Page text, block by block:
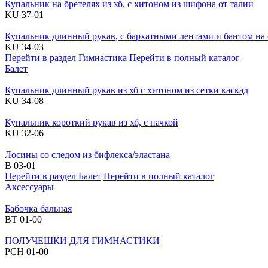
Купальник на бретелях из хб, с хитоном из шифона от талии
KU 37-01
Купальник длинный рукав, с бархатными лентами и бантом на
KU 34-03
Перейти в раздел Гимнастика Перейти в полный каталог
Балет
Купальник длинный рукав из хб с хитоном из сетки каскад
KU 34-08
Купальник короткий рукав из хб, с пачкой
KU 32-06
Лосины со следом из бифлекса/эластана
В 03-01
Перейти в раздел Балет Перейти в полный каталог
Аксессуары
Бабочка бальная
BT 01-00
ПОЛУЧЕШКИ ДЛЯ ГИМНАСТИКИ
PCH 01-00